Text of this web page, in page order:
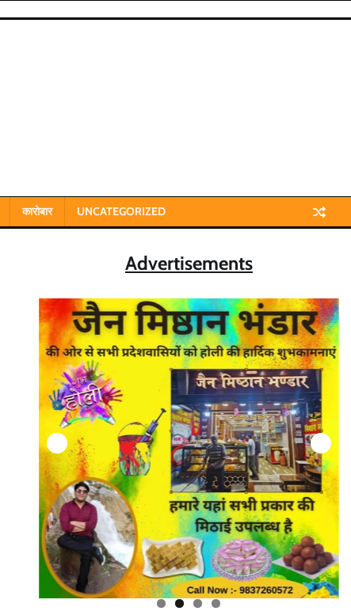
कारोबार UNCATEGORIZED
Advertisements